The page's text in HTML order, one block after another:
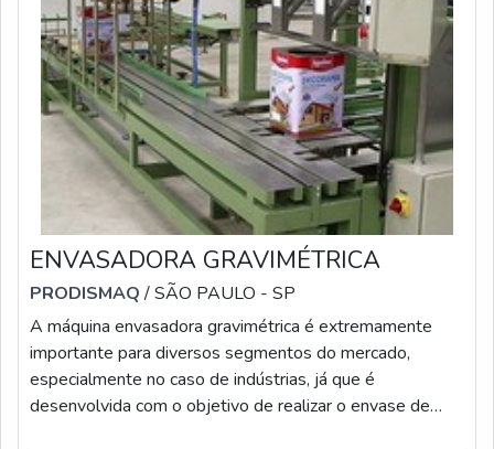
ENVASADORA GRAVIMÉTRICA
PRODISMAQ/ SÃO PAULO - SP
A máquina envasadora gravimétrica é extremamente
importante para diversos segmentos do mercado,
especialmente no caso de indústrias, já que é
desenvolvida com o objetivo de realizar o envase de